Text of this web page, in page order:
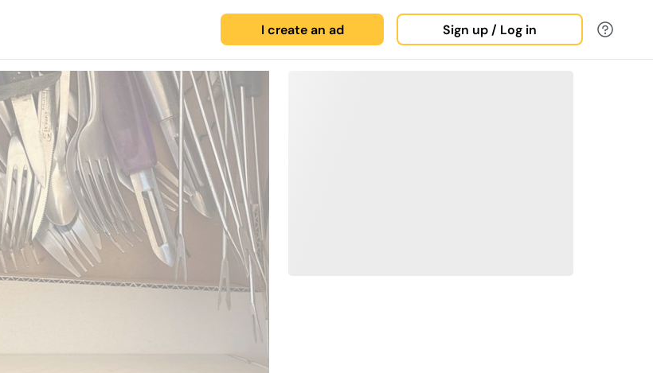
I create an ad Sign up / Log in